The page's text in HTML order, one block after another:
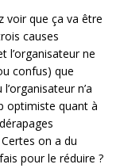
voir que ça va être
causes
l’organisateur ne
confus) que
n’a
optimiste quant à
on a du
pour le réduire ?